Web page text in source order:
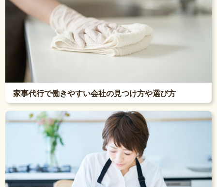
家事代行で働きやすい会社の見つけ方や選び方